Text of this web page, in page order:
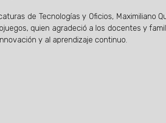
de Tecnologías y Oficios, Maximiliano
quien agradeció a los docentes y
y al aprendizaje continuo.